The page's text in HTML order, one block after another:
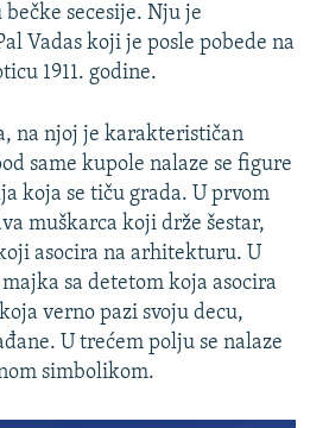
secesije. Nju je
Vadas koji je posle pobede na
1911. godine.
na njoj je karakterističan
same kupole nalaze se figure
koja se tiču grada. U prvom
muškarca koji drže šestar,
asocira na arhitekturu. U
sa detetom koja asocira
verno pazi svoju decu,
U trećem polju se nalaze
simbolikom.